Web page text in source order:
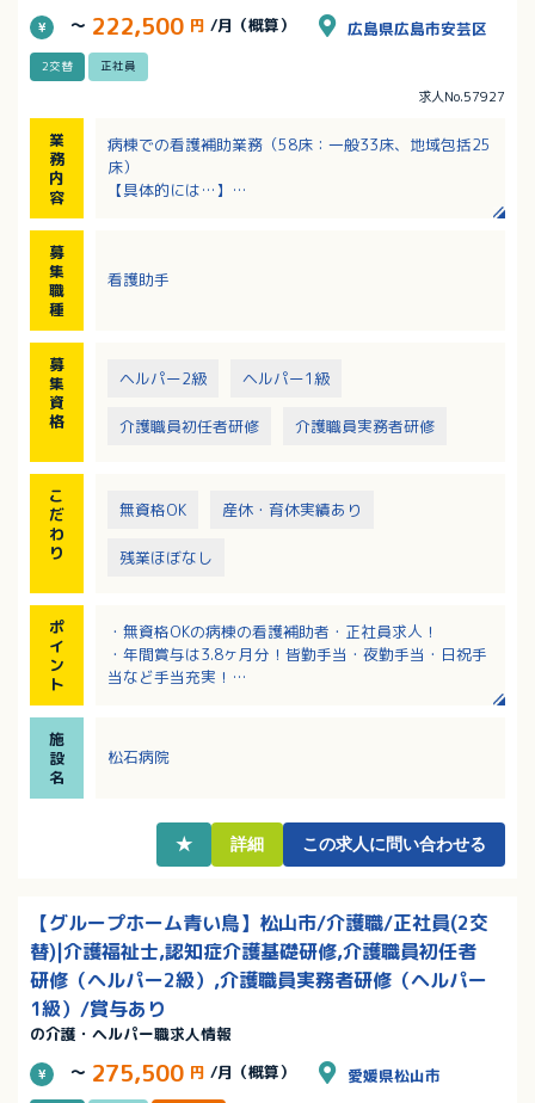
～ 222,500 円 /月（概算） 広島県広島市安芸区
2交替 正社員
求人No.57927
業
務
内
容
病棟での看護補助業務（58床：一般33床、地域包括25
床）
【具体的には…】
・オムツ交換
募
集
職
種
看護助手
募
集
資
格
ヘルパー2級 ヘルパー1級
介護職員初任者研修 介護職員実務者研修
こ
だ
わ
り
無資格OK 産休・育休実績あり
残業ほぼなし
ポ
イ
ン
ト
・無資格OKの病棟の看護補助者・正社員求人！
・年間賞与は3.8ヶ月分！皆勤手当・夜勤手当・日祝手
当など手当充実！
・夜勤はお一人おひとりのペースで慣れた時点で入っ
ていただきますので安心！
・入れ替わりの少ない職場で10年以上在籍されている
職員さん多数！
施
設
名
松石病院
★ 詳細 この求人に問い合わせる
【グループホーム青い鳥】松山市/介護職/正社員(2交
替)|介護福祉士,認知症介護基礎研修,介護職員初任者
研修（ヘルパー2級）,介護職員実務者研修（ヘルパー
1級）/賞与あり
の介護・ヘルパー職求人情報
～ 275,500 円 /月（概算） 愛媛県松山市